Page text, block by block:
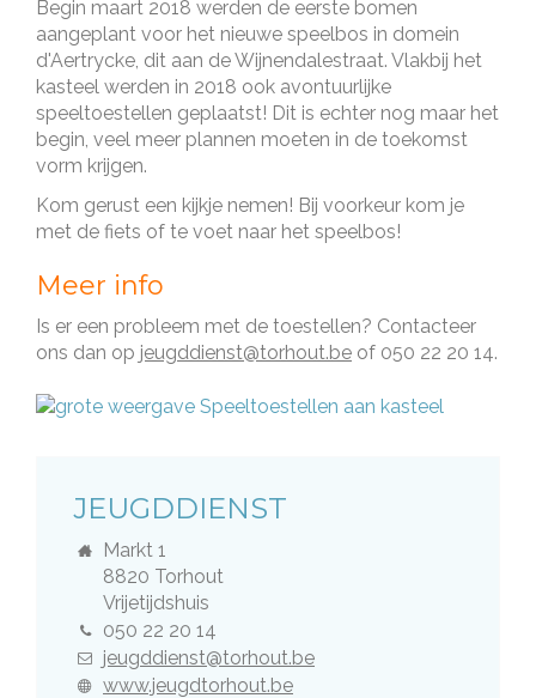
Begin maart 2018 werden de eerste bomen
aangeplant voor het nieuwe speelbos in domein
d'Aertrycke, dit aan de Wijnendalestraat. Vlakbij het
kasteel werden in 2018 ook avontuurlijke
speeltoestellen geplaatst! Dit is echter nog maar het
begin, veel meer plannen moeten in de toekomst
vorm krijgen.
Kom gerust een kijkje nemen! Bij voorkeur kom je
met de fiets of te voet naar het speelbos!
Meer info
Is er een probleem met de toestellen? Contacteer
ons dan op jeugddienst@torhout.be of 050 22 20 14.
DIENST
JEUGDDIENST
AdresMarkt 1
,8820 Torhout
Gebouw
Vrijetijdshuis
Tel. 050 22 20 14
E-
mail
jeugddienst@torhout.be
Website
www.jeugdtorhout.be